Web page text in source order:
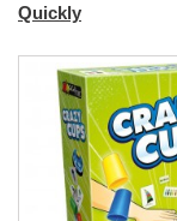
Quickly